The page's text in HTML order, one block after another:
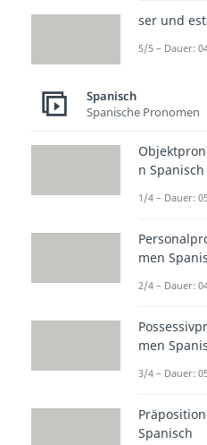
Verben
Der Großteil
gehört zu den
Hierbei gibt
nach dem
vorgehst. Du
Spanischen
Verben,
Verben,
Verben,
Beim
ser und
5/5 – Dauer:
Spanisch
Spanische Pronomen
n Spanisch
1/4 – Dauer:
men
2/4 – Dauer:
men
3/4 – Dauer:
Spanisch